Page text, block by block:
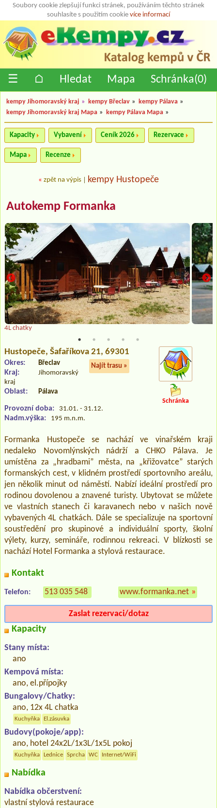
Soubory cookie zlepšují funkci stránek, používáním těchto stránek
souhlasíte s použitím cookie více informací
☰ ⌂ Hledat Mapa Schránka(0)
kempy Jihomoravský kraj » kempy Břeclav » kempy Pálava »
kempy Jihomoravský kraj Mapa » kempy Pálava Mapa »
Kapacity Vybavení Ceník 2026 Rezervace
Mapa Recenze
« zpět na výpis kempy Hustopeče
Autokemp Formanka
4L chatky
Hustopeče, Šafaříkova 21, 69301
Najít trasu »
Okres: Břeclav
Kraj:
Jihomoravský
kraj
Oblast: Pálava
Provozní doba: 31.01. - 31.12.
Nadm.výška: 195 m.n.m.
Schránka
Formanka Hustopeče se nachází ve vinařském kraji
nedaleko Novomlýnských nádrží a CHKO Pálava. Je
umístěna za „hradbami” města, na „křižovatce” starých
formanských cest, v klidném prostředí sportovního areálu,
jen několik minut od náměstí. Nabízí ideální prostředí pro
rodinou dovolenou a znavené turisty. Ubytovat se můžete
ve vlastních stanech či karavanech nebo v našich nově
vybavených 4L chatkách. Dále se specializuje na sportovní
soustředění pro skupinové a individuální sporty, školní
výlety, kurzy, semináře, rodinnou rekreaci. V blízkosti se
nachází Hotel Formanka a stylová restaurace.
Kontakt
Telefon: 513 035 548 www.formanka.net »
Zaslat rezervaci/dotaz
Kapacity
Stany místa:
ano
Kempová místa:
ano, el.přípojky
Bungalovy/Chatky:
ano, 12x 4L chatka
Kuchyňka El.zásuvka
Budovy(pokoje/app):
ano, hotel 24x2L/1x3L/1x5L pokoj
Kuchyňka Lednice Sprcha WC Internet/WiFi
Nabídka
Nabídka občerstvení:
vlastní stylová restaurace